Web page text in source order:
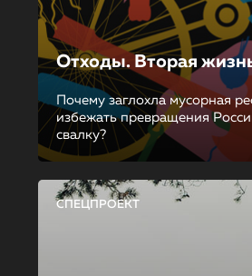
Отходы. Вторая
Почему заглохла мусорная
избежать превращения
свалку?
СПЕЦПРОЕКТ